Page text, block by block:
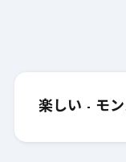
楽しい - モ